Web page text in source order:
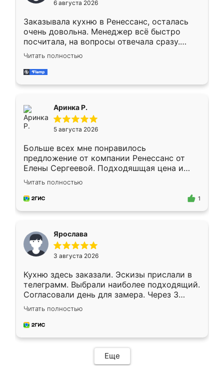
мебели буду заказывать только здесь.
6 августа 2026
Заказывала кухню в Ренессанс, осталась
очень довольна. Менеджер всё быстро
посчитала, на вопросы отвечала сразу.
Замерщик приехал в субботу, подошёл к
делу со всей ответственностью. Собрали
за день, ребята работали аккуратно, даже
Читать полностью
Аринка Р.
5 августа 2026
Больше всех мне понравилось
предложение от компании Ренессанс от
Елены Сергеевой. Подходяшщая цена и
короткие сроки изготовления. Приехавший
для замера сотрудник Владислав
предложил по моему эскизу самый
Читать полностью
1
Ярослава
3 августа 2026
Кухню здесь заказали. Эскизы прислали в
телеграмм. Выбрали наиболее подходящий.
Согласовали день для замера. Через 3
недели кухня была уже готова. Остались
довольны работой. Спасибо Ренессанс
мебель за качественную работу!
Читать полностью
Еще